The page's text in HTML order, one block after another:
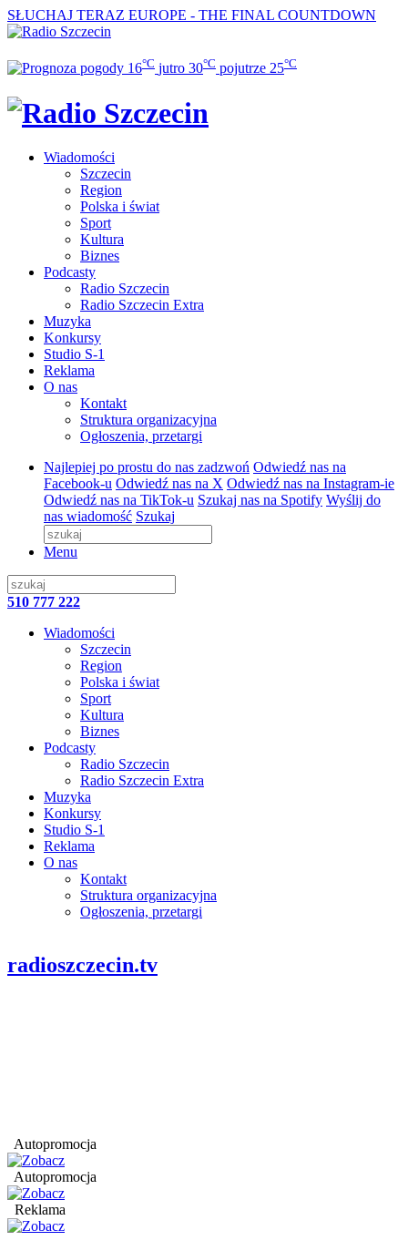
SŁUCHAJ TERAZ EUROPE - THE FINAL COUNTDOWN
16°C jutro 30°C pojutrze 25°C
Wiadomości
Szczecin
Region
Polska i świat
Sport
Kultura
Biznes
Podcasty
Radio Szczecin
Radio Szczecin Extra
Muzyka
Konkursy
Studio S-1
Reklama
O nas
Kontakt
Struktura organizacyjna
Ogłoszenia, przetargi
Najlepiej po prostu do nas zadzwoń Odwiedź nas na
Facebook-u Odwiedź nas na X Odwiedź nas na Instagram-ie
Odwiedź nas na TikTok-u Szukaj nas na Spotify Wyślij do
nas wiadomość Szukaj
Menu
510 777 222
Wiadomości
Szczecin
Region
Polska i świat
Sport
Kultura
Biznes
Podcasty
Radio Szczecin
Radio Szczecin Extra
Muzyka
Konkursy
Studio S-1
Reklama
O nas
Kontakt
Struktura organizacyjna
Ogłoszenia, przetargi
radioszczecin.tv
Autopromocja
Autopromocja
Reklama